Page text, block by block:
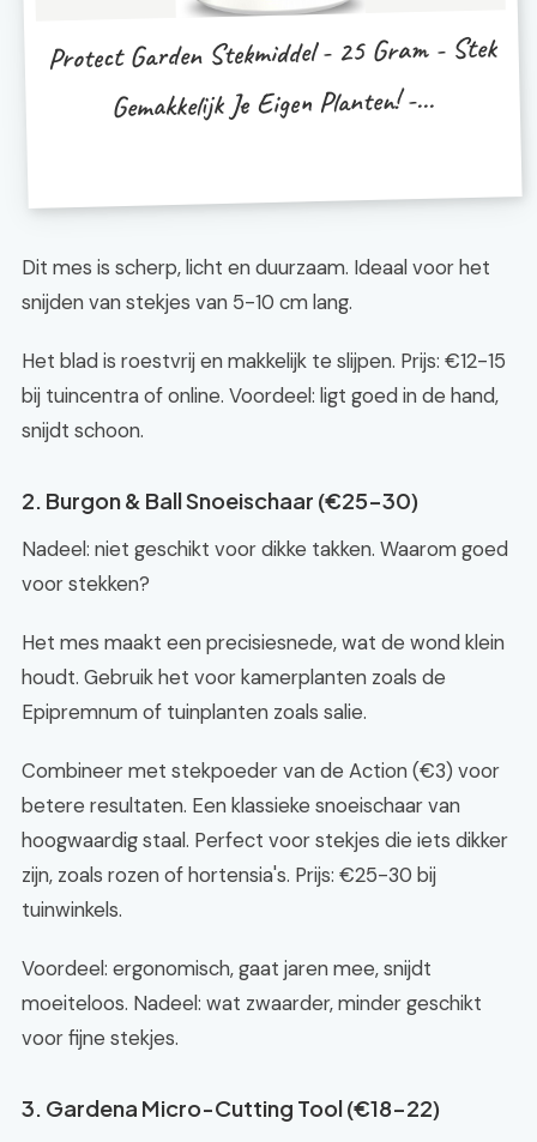
Protect Garden Stekmiddel - 25 Gram - Stek
Gemakkelijk Je Eigen Planten! -...
Dit mes is scherp, licht en duurzaam. Ideaal voor het
snijden van stekjes van 5-10 cm lang.
Het blad is roestvrij en makkelijk te slijpen. Prijs: €12-15
bij tuincentra of online. Voordeel: ligt goed in de hand,
snijdt schoon.
2. Burgon & Ball Snoeischaar (€25-30)
Nadeel: niet geschikt voor dikke takken. Waarom goed
voor stekken?
Het mes maakt een precisiesnede, wat de wond klein
houdt. Gebruik het voor kamerplanten zoals de
Epipremnum of tuinplanten zoals salie.
Combineer met stekpoeder van de Action (€3) voor
betere resultaten. Een klassieke snoeischaar van
hoogwaardig staal. Perfect voor stekjes die iets dikker
zijn, zoals rozen of hortensia's. Prijs: €25-30 bij
tuinwinkels.
Voordeel: ergonomisch, gaat jaren mee, snijdt
moeiteloos. Nadeel: wat zwaarder, minder geschikt
voor fijne stekjes.
3. Gardena Micro-Cutting Tool (€18-22)